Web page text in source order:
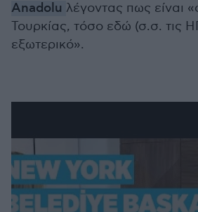
Anadolu λέγοντας πως είναι
Τουρκίας, τόσο εδώ (σ.σ. τις
εξωτερικό».